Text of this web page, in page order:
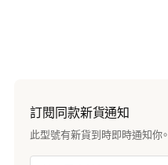
訂閱同款新貨通知
此型號有新貨到時即時通知你。